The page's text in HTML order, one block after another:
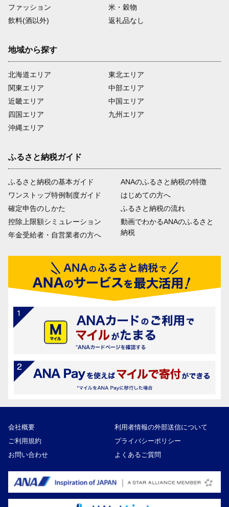
ファッション
米・穀物
飲料(酒以外)
返礼品なし
地域から探す
北海道エリア
関東エリア
近畿エリア
四国エリア
沖縄エリア
東北エリア
中部エリア
中国エリア
九州エリア
ふるさと納税ガイド
ふるさと納税の基本ガイド
ワンストップ特例制度ガイド
確定申告のしかた
控除上限額シミュレーション
年金受給者・自営業者の方へ
ANAのふるさと納税の特徴
はじめての方へ
ふるさと納税の流れ
動画でわかるANAのふるさと
納税
会社概要
利用者情報の外部送信について
ご利用規約
プライバシーポリシー
お問い合わせ
よくあるご質問